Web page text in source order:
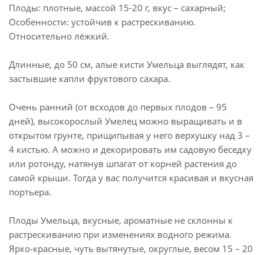
Плоды: плотные, массой 15-20 г, вкус – сахарный;
Особенности: устойчив к растрескиванию.
Относительно лёжкий.
Длинные, до 50 см, алые кисти Умельца выглядят, как
застывшие капли фруктового сахара.
Очень ранний (от всходов до первых плодов – 95
дней), высокорослый Умелец можно выращивать и в
открытом грунте, прищипывая у него верхушку над 3 –
4 кистью. А можно и декорировать им садовую беседку
или ротонду, натянув шпагат от корней растения до
самой крыши. Тогда у вас получится красивая и вкусная
портьера.
Плоды Умельца, вкусные, ароматные не склонны к
растрескиванию при изменениях водного режима.
Ярко-красные, чуть вытянутые, округлые, весом 15 – 20